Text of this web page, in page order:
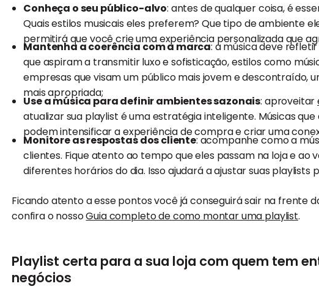
Conheça o seu público-alvo: antes de qualquer coisa, é
Quais estilos musicais eles preferem? Que tipo de ambiente
permitirá que você crie uma experiência personalizada que
Mantenha a coerência com a marca: a música deve
que aspiram a transmitir luxo e sofisticação, estilos como
empresas que visam um público mais jovem e descontraído,
mais apropriada;
Use a música para definir ambientes sazonais: aproveitar
atualizar sua playlist é uma estratégia inteligente. Músicas
podem intensificar a experiência de compra e criar uma
Monitore as respostas dos cliente: acompanhe como a
clientes. Fique atento ao tempo que eles passam na loja e ao
diferentes horários do dia. Isso ajudará a ajustar suas playlists
Ficando atento a esse pontos você já conseguirá sair na frente
confira o nossoGuia completo de como montar uma playlist.
Playlist certa para a sua loja com quem tem
negócios